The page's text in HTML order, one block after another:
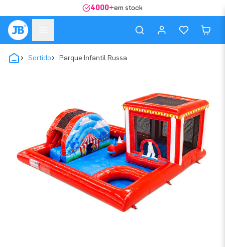
4000+em stock
Sortido Parque Infantil Russa